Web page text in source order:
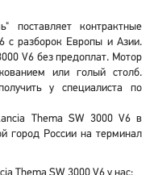
поставляет контрактные
с разборок Европы и Азии.
V6 без предоплат. Мотор
или голый столб.
у специалиста по
Thema SW 3000 V6 в
город России на терминал